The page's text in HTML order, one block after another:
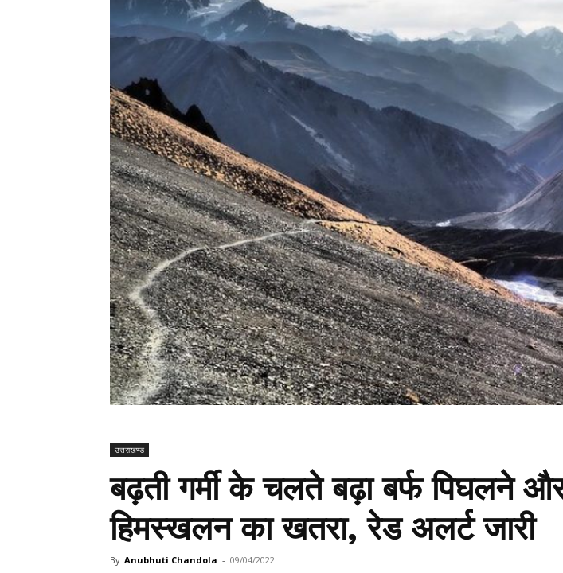
उत्तराखण्ड
बढ़ती गर्मी के चलते बढ़ा बर्फ पिघलने
हिमस्खलन का खतरा, रेड अलर्ट जारी
By Anubhuti Chandola - 09/04/2022